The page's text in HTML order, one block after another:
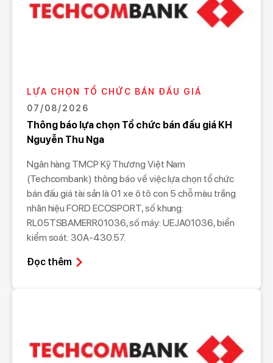
LỰA CHỌN TỔ CHỨC BÁN ĐẤU GIÁ
07/08/2026
Thông báo lựa chọn Tổ chức bán đấu giá KH
Nguyễn Thu Nga
Ngân hàng TMCP Kỹ Thương Việt Nam
(Techcombank) thông báo về việc lựa chọn tổ chức
bán đấu giá tài sản là 01 xe ô tô con 5 chỗ màu trắng
nhãn hiệu FORD ECOSPORT, số khung:
RL05TSBAMERR01036, số máy: UEJA01036, biển
kiểm soát: 30A-430.57.
Đọc thêm